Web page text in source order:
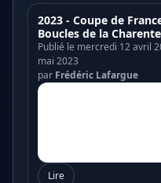
2023 - Coupe de
Boucles de la
Publié le mercredi 12 avril
mai 2023
par Frédéric Lafargue
Lire